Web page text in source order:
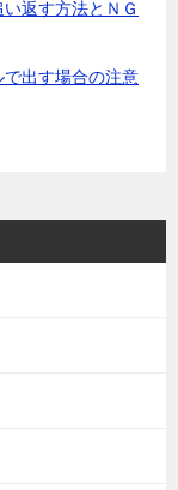
返す方法とＮＧ
出す場合の注意